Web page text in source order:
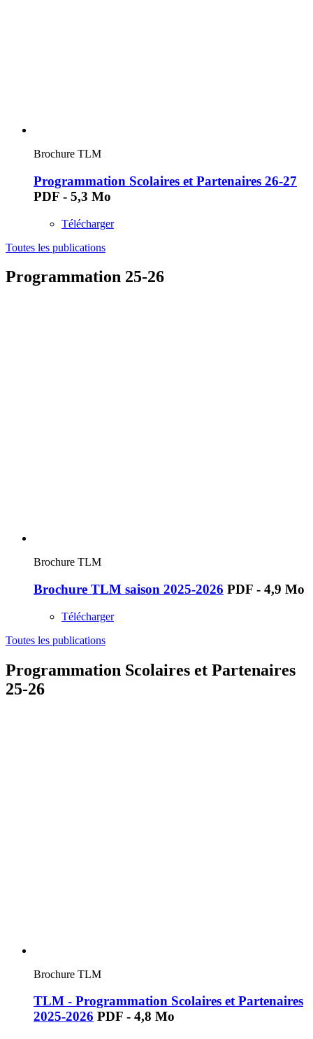
Brochure TLM
Programmation Scolaires et Partenaires 26-27
PDF - 5,3 Mo
Télécharger
Toutes les publications
Programmation 25-26
Brochure TLM
Brochure TLM saison 2025-2026 PDF - 4,9 Mo
Télécharger
Toutes les publications
Programmation Scolaires et Partenaires
25-26
Brochure TLM
TLM - Programmation Scolaires et Partenaires
2025-2026 PDF - 4,8 Mo